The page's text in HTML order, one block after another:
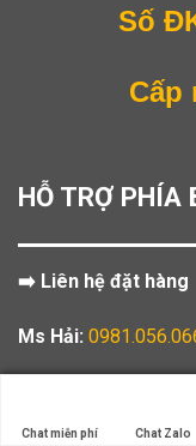
Số
Cấp
HỖ TRỢ PHÍA
➡️ Liên hệ đặt hàng
Ms Hải:
Chat miễn phí Chat Zalo
Chat miễn phí Chat Zalo